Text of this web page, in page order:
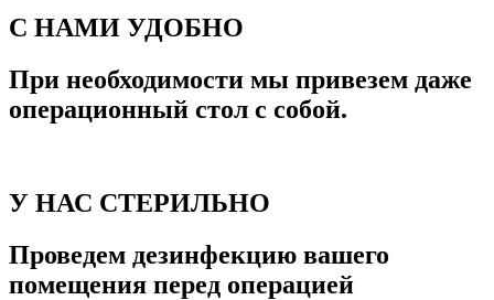
С НАМИ УДОБНО
При необходимости мы привезем даже
операционный стол с собой.
У НАС СТЕРИЛЬНО
Проведем дезинфекцию вашего
помещения перед операцией